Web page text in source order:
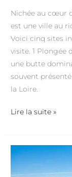
Nichée au cœur
est une ville au
Voici cinq sites
visite. 1 Plongée
une butte
souvent
la Loire.
Lire la suite »
5